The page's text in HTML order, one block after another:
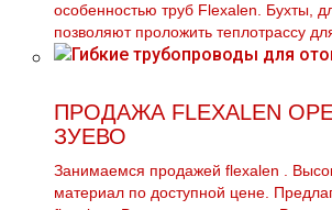
особенностью труб Flexalen. Бухты,
позволяют проложить теплотрассу
ПРОДАЖА FLEXALEN
ЗУЕВО
Занимаемся продажей flехalеn .
материал по доступной цене.